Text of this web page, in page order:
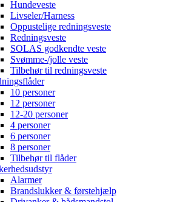
Hundeveste
Livseler/Harness
Oppustelige redningsveste
Redningsveste
SOLAS godkendte veste
Svømme-/jolle veste
Tilbehør til redningsveste
10 personer
12 personer
12-20 personer
4 personer
6 personer
8 personer
Tilbehør til flåder
Alarmer
Brandslukker & førstehjælp